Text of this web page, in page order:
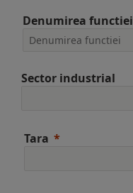
Denumirea functiei
Sector industrial
Tara